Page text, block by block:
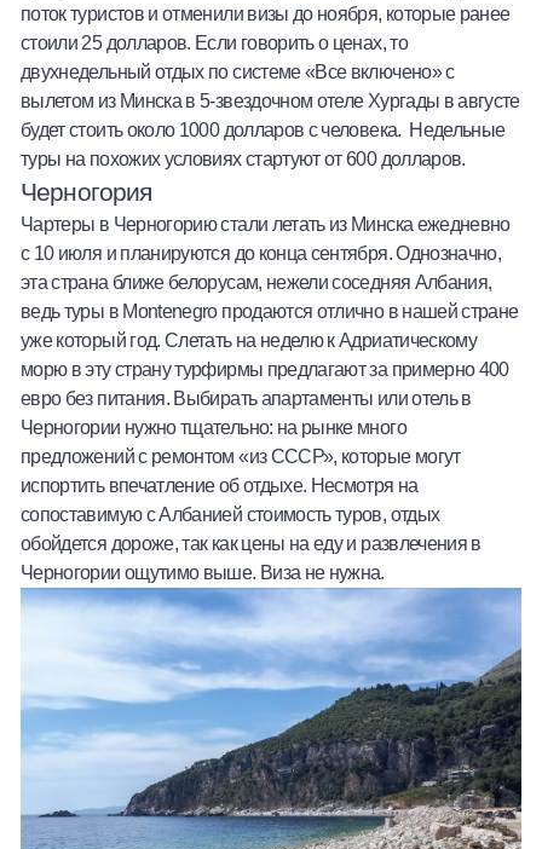
поток туристов и отменили визы до ноября, которые ранее
стоили 25 долларов. Если говорить о ценах, то
двухнедельный отдыхпо системе «Все включено» с
вылетом из Минска в 5-звездочном отеле Хургады в августе
будет стоить около 1000 долларов с человека. Недельные
туры на похожих условиях стартуют от600 долларов.
Черногория
Чартеры в Черногорию стали летать из Минска ежедневно
с 10 июля и планируются до конца сентября. Однозначно,
эта страна ближе белорусам, нежели соседняя Албания,
ведь туры в Montenegro продаются отлично в нашей стране
уже который год. Слетать на неделю к Адриатическому
морю в эту страну турфирмы предлагают за примерно400
евробез питания. Выбирать апартаменты или отель в
Черногории нужно тщательно: на рынке много
предложений с ремонтом «из СССР», которые могут
испортить впечатление об отдыхе. Несмотря на
сопоставимую с Албанией стоимость туров, отдых
обойдется дороже, так как цены на еду и развлечения в
Черногории ощутимо выше. Виза не нужна.